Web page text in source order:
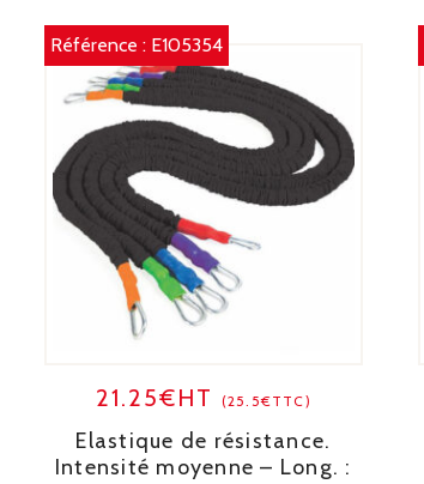
Référence : E105354
21.25€HT (25.5€TTC)
Elastique de résistance.
Intensité moyenne – Long. :